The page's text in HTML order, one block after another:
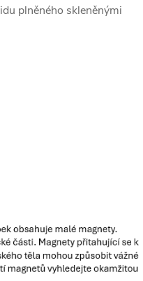
plněného skleněnými